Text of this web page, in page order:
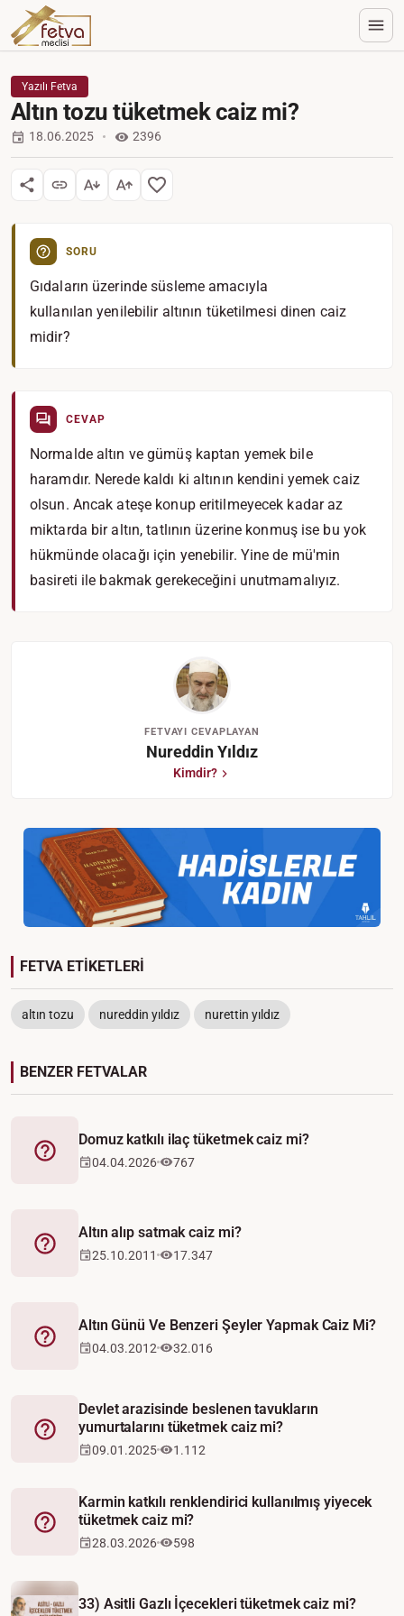
Yazılı Fetva
Altın tozu tüketmek caiz mi?
18.06.2025 2396
SORU
Gıdaların üzerinde süsleme amacıyla
kullanılan yenilebilir altının tüketilmesi dinen caiz
midir?
CEVAP
Normalde altın ve gümüş kaptan yemek bile
haramdır. Nerede kaldı ki altının kendini yemek caiz
olsun. Ancak ateşe konup eritilmeyecek kadar az
miktarda bir altın, tatlının üzerine konmuş ise bu yok
hükmünde olacağı için yenebilir. Yine de mü'min
basireti ile bakmak gerekeceğini unutmamalıyız.
FETVAYI CEVAPLAYAN
Nureddin Yıldız
Kimdir?
FETVA ETİKETLERİ
altın tozu nureddin yıldız nurettin yıldız
BENZER FETVALAR
Fetva
Domuz katkılı ilaç tüketmek caiz mi?
04.04.2026 767
Fetva
Altın alıp satmak caiz mi?
25.10.2011 17.347
Fetva
Altın Günü Ve Benzeri Şeyler Yapmak Caiz Mi?
04.03.2012 32.016
Fetva
Devlet arazisinde beslenen tavukların
yumurtalarını tüketmek caiz mi?
09.01.2025 1.112
Fetva
Karmin katkılı renklendirici kullanılmış yiyecek
tüketmek caiz mi?
28.03.2026 598
33) Asitli Gazlı İçecekleri tüketmek caiz mi?